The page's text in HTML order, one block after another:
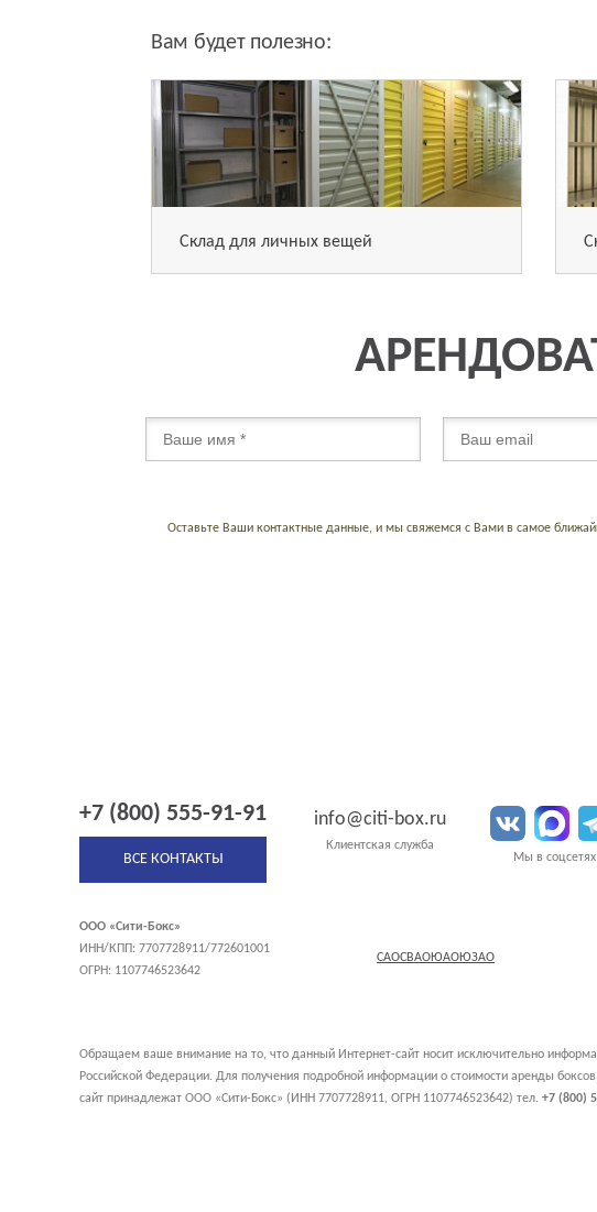
Вам будет полезно:
Склад для личных вещей
Оставьте Ваши контактные данные, и мы свяжемся с Вами в самое
+7 (800) 555-91-91
ВСЕ КОНТАКТЫ
ООО «Сити-Бокс»
ИНН/КПП: 7707728911/772601001
ОГРН: 1107746523642
info@citi-box.ru
Клиентская служба
Мы в соцсетях
САОСВАОЮАОЮЗАО
Обращаем ваше внимание на то, что данный Интернет-сайт носит исключительно
Российской Федерации. Для получения подробной информации о стоимости аренды
сайт принадлежат ООО «Сити-Бокс» (ИНН 7707728911, ОГРН 1107746523642) тел. +7 (800)